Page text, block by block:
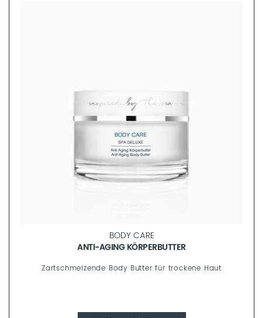
BODY CARE
ANTI-AGING KÖRPERBUTTER
Zartschmelzende Body Butter für trockene Haut